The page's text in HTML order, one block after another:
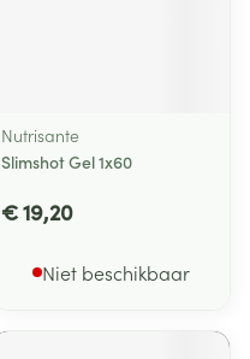
Nutrisante
Slimshot Gel 1x60
€ 19,20
Niet beschikbaar